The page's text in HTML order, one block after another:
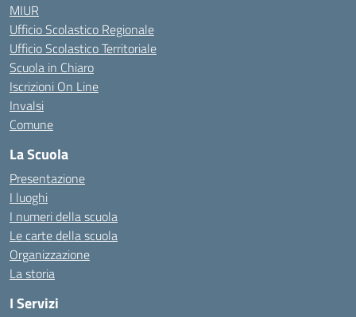
MIUR
Ufficio Scolastico Regionale
Ufficio Scolastico Territoriale
Scuola in Chiaro
Iscrizioni On Line
Invalsi
Comune
La Scuola
Presentazione
I luoghi
I numeri della scuola
Le carte della scuola
Organizzazione
La storia
I Servizi